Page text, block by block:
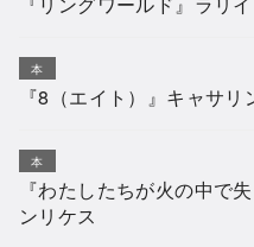
本
『8（エイト）』キャサリ
本
『わたしたちが火の中で
ンリケス